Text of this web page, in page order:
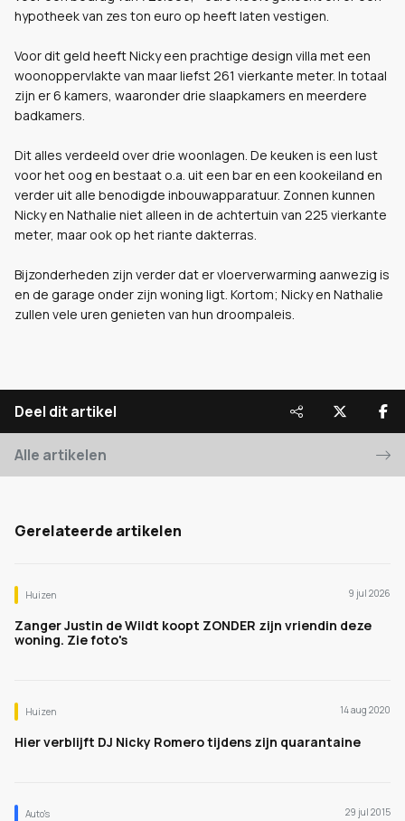
hypotheek van zes ton euro op heeft laten vestigen.
Voor dit geld heeft Nicky een prachtige design villa met een
woonoppervlakte van maar liefst 261 vierkante meter. In totaal
zijn er 6 kamers, waaronder drie slaapkamers en meerdere
badkamers.
Dit alles verdeeld over drie woonlagen. De keuken is een lust
voor het oog en bestaat o.a. uit een bar en een kookeiland en
verder uit alle benodigde inbouwapparatuur. Zonnen kunnen
Nicky en Nathalie niet alleen in de achtertuin van 225 vierkante
meter, maar ook op het riante dakterras.
Bijzonderheden zijn verder dat er vloerverwarming aanwezig is
en de garage onder zijn woning ligt. Kortom; Nicky en Nathalie
zullen vele uren genieten van hun droompaleis.
Deel dit artikel
Alle artikelen
Gerelateerde artikelen
Huizen 9 jul 2026
Zanger Justin de Wildt koopt ZONDER zijn vriendin deze
woning. Zie foto's
Huizen 14 aug 2020
Hier verblijft DJ Nicky Romero tijdens zijn quarantaine
Auto's 29 jul 2015